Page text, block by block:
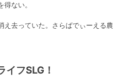
ない。
え去っていた。さらばでぃーえる農
イフSLG！